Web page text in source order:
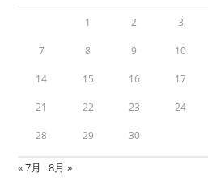
1 2 3
7 8 9 10
14 15 16 17
21 22 23 24
28 29 30
« 7月 8月 »